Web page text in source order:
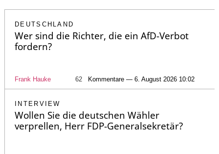
DEUTSCHLAND
Wer sind die Richter, die ein AfD-Verbot
fordern?
Frank Hauke 62 Kommentare — 6. August 2026 10:02
INTERVIEW
Wollen Sie die deutschen Wähler
verprellen, Herr FDP-Generalsekretär?